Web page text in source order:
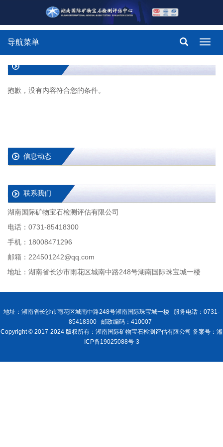
导航菜单
抱歉，没有内容符合您的条件。
信息动态
联系我们
湖南国际矿物宝石检测评估有限公司
电话：0731-85418300
手机：18008471296
邮箱：224501242@qq.com
地址：湖南省长沙市雨花区城南中路248号湖南国际珠宝城一楼
地址：湖南省长沙市雨花区城南中路248号湖南国际珠宝城一楼 服务电话：0731-
85418300 邮政编码：410007
Copyright © 2017-2024 版权所有：湖南国际矿物宝石检测评估有限公司 备案号：湘
ICP备19025088号-3